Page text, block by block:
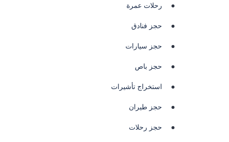
رحلات عمرة
حجز فنادق
حجز سيارات
حجز باص
استخراج تأشيرات
حجز طيران
حجز رحلات